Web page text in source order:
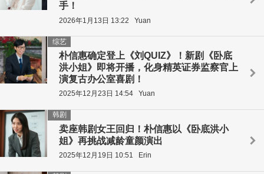
手！
2026年1月13日 13:22 Yuan
朴信惠确定登上《刘QUIZ》！新剧《卧底
洪小姐》即将开播，化身精英证券监察官上
演复古办公室喜剧！
综艺
2025年12月23日 14:54 Yuan
卖座韩剧女王回归！朴信惠以《卧底洪小
姐》再挑战减龄童颜演出
韩剧
2025年12月19日 10:51 Erin